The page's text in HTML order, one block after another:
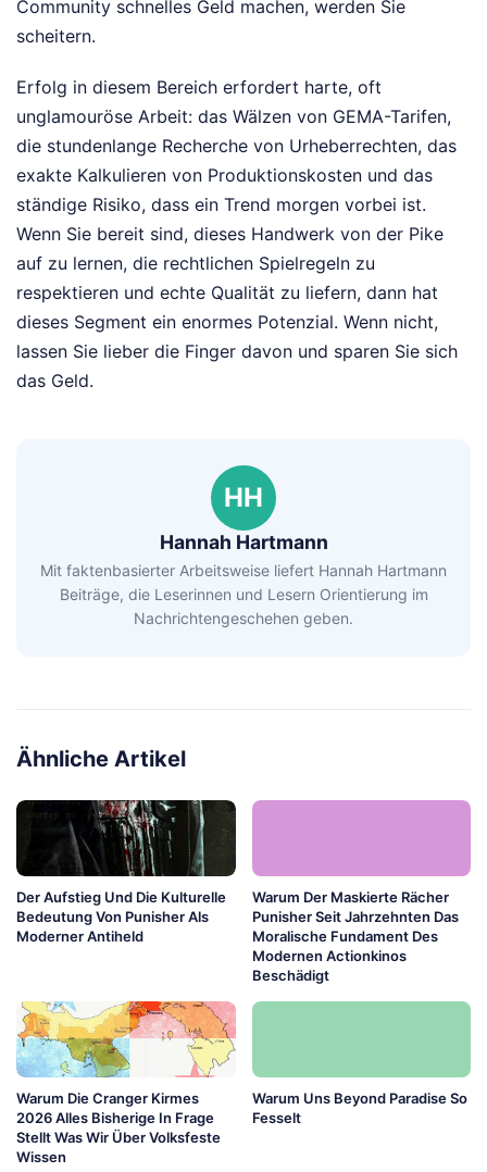
Community schnelles Geld machen, werden Sie
scheitern.
Erfolg in diesem Bereich erfordert harte, oft
unglamouröse Arbeit: das Wälzen von GEMA-Tarifen,
die stundenlange Recherche von Urheberrechten, das
exakte Kalkulieren von Produktionskosten und das
ständige Risiko, dass ein Trend morgen vorbei ist.
Wenn Sie bereit sind, dieses Handwerk von der Pike
auf zu lernen, die rechtlichen Spielregeln zu
respektieren und echte Qualität zu liefern, dann hat
dieses Segment ein enormes Potenzial. Wenn nicht,
lassen Sie lieber die Finger davon und sparen Sie sich
das Geld.
HH
Hannah Hartmann
Mit faktenbasierter Arbeitsweise liefert Hannah Hartmann
Beiträge, die Leserinnen und Lesern Orientierung im
Nachrichtengeschehen geben.
Ähnliche Artikel
Der Aufstieg Und Die Kulturelle
Bedeutung Von Punisher Als
Moderner Antiheld
Warum Der Maskierte Rächer
Punisher Seit Jahrzehnten Das
Moralische Fundament Des
Modernen Actionkinos
Beschädigt
Warum Die Cranger Kirmes
2026 Alles Bisherige In Frage
Stellt Was Wir Über Volksfeste
Wissen
Warum Uns Beyond Paradise So
Fesselt